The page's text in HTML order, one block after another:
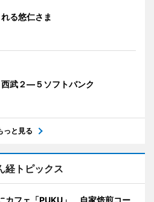
る悠仁さま
武２―５ソフトバンク
っと見る
経トピックス
カフェ「PUKU」 自家焙煎コー